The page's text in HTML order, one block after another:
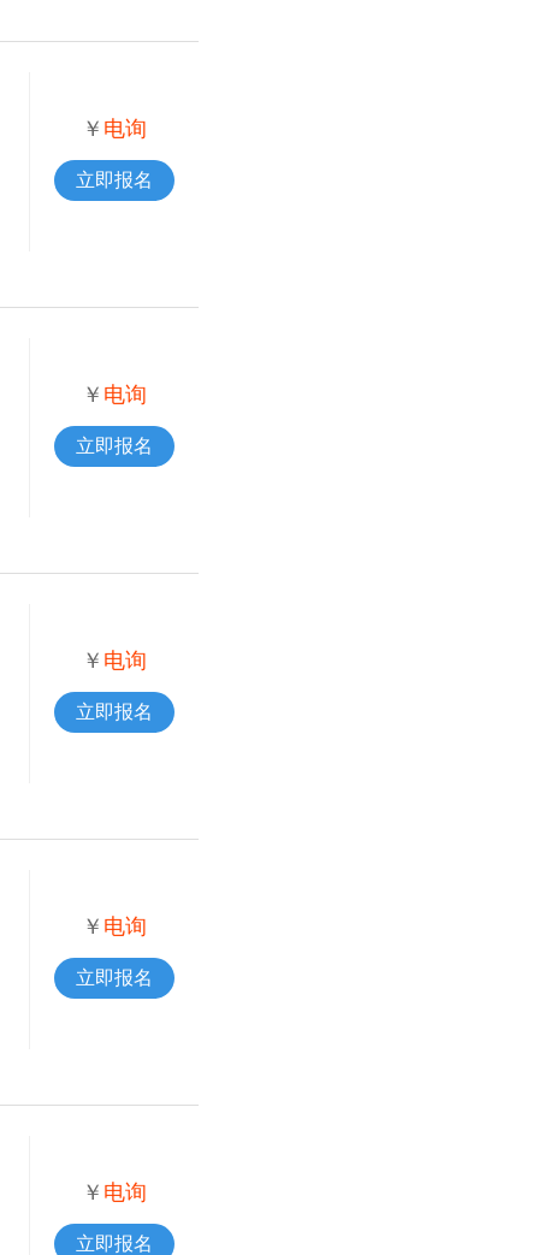
￥ 电询
立即报名
￥ 电询
立即报名
￥ 电询
立即报名
￥ 电询
立即报名
￥ 电询
立即报名